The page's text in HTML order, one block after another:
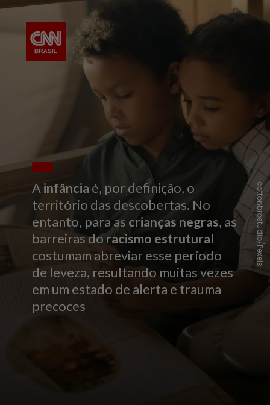
A infância é, por definição, o
território das descobertas. No
entanto, para as crianças negras, as
barreiras do racismo estrutural
costumam abreviar esse período
de leveza, resultando muitas vezes
em um estado de alerta e trauma
precoces
cottonbrostudio/Pexels